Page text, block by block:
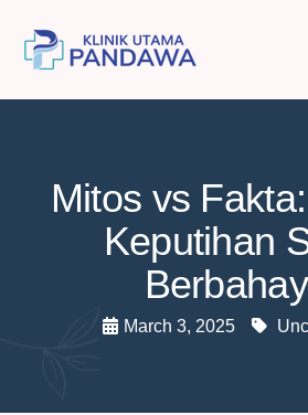
Mitos vs
Keputihan
March 3, 2025